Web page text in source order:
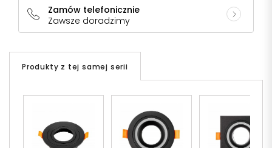
Zamów telefonicznie
Zawsze doradzimy
Produkty z tej samej serii